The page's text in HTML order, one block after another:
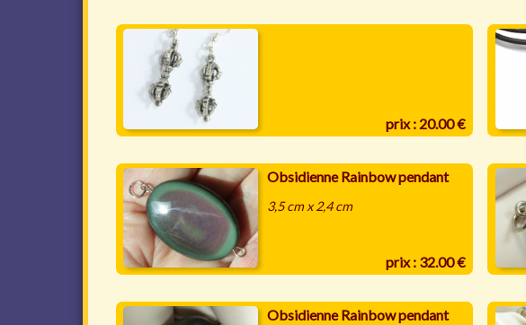
prix : 20.00 €
Obsidienne Rainbow pendant
3,5 cm x 2,4 cm
prix : 32.00 €
Obsidienne Rainbow pendant